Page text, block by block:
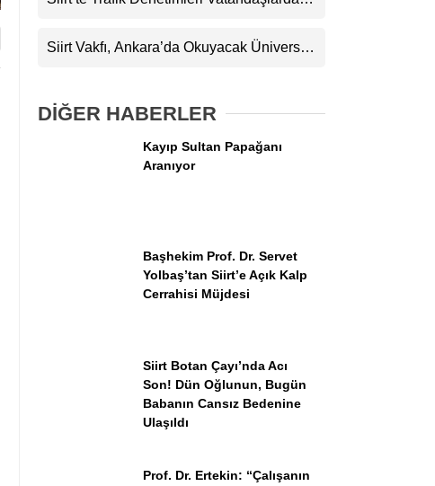
Facebook
Youtube
Siirt Vakfı, Ankara’da Okuyacak Üniversite
DİĞER HABERLER
Kayıp Sultan Papağanı
Aranıyor
Başhekim Prof. Dr. Servet
Yolbaş’tan Siirt’e Açık Kalp
Cerrahisi Müjdesi
Siirt Botan Çayı’nda Acı
Son! Dün Oğlunun, Bugün
Babanın Cansız Bedenine
Ulaşıldı
Prof. Dr. Ertekin: “Çalışanın